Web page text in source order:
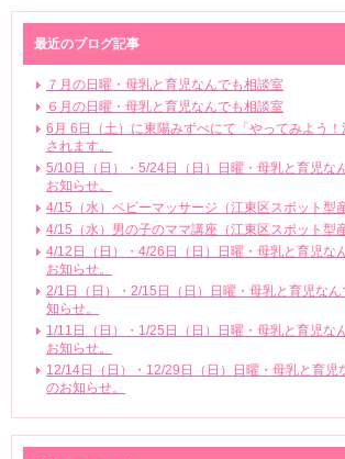
最近のブログ記事
７月の日曜・母乳と育児なんでも相談室
６月の日曜・母乳と育児なんでも相談室
6月 6日（土）に東陽みずべにて「やってみよう
されます。
5/10日（日）・5/24日（日）日曜・母乳と育児な
お知らせ。
4/15（水）ベビーマッサージ（江東区スポット型
4/15（水）男の子のママ講座（江東区スポット型
4/12日（日）・4/26日（日）日曜・母乳と育児な
お知らせ。
2/1日（日）・2/15日（日）日曜・母乳と育児な
知らせ。
1/11日（日）・1/25日（日）日曜・母乳と育児な
お知らせ。
12/14日（日）・12/29日（日）日曜・母乳と育児
のお知らせ。